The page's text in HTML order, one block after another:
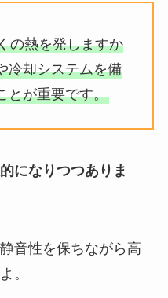
の熱を発しますか
冷却システムを備
とが重要です。
になりつつありま
音性を保ちながら高
。